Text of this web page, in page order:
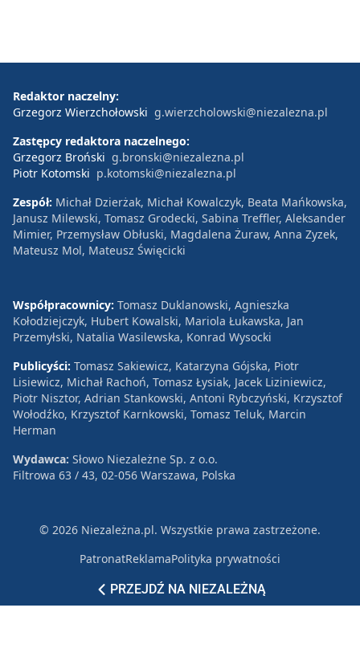
PRZEJDŹ NA NIEZALEŻNĄ
Redaktor naczelny:
Grzegorz Wierzchołowski g.wierzcholowski@niezalezna.pl
Zastępcy redaktora naczelnego:
Grzegorz Broński g.bronski@niezalezna.pl
Piotr Kotomski p.kotomski@niezalezna.pl
Zespół: Michał Dzierżak, Michał Kowalczyk, Beata Mańkowska,
Janusz Milewski, Tomasz Grodecki, Sabina Treffler, Aleksander
Mimier, Przemysław Obłuski, Magdalena Żuraw, Anna Zyzek,
Mateusz Mol, Mateusz Święcicki
Współpracownicy: Tomasz Duklanowski, Agnieszka
Kołodziejczyk, Hubert Kowalski, Mariola Łukawska, Jan
Przemyłski, Natalia Wasilewska, Konrad Wysocki
Publicyści: Tomasz Sakiewicz, Katarzyna Gójska, Piotr
Lisiewicz, Michał Rachoń, Tomasz Łysiak, Jacek Liziniewicz,
Piotr Nisztor, Adrian Stankowski, Antoni Rybczyński, Krzysztof
Wołodźko, Krzysztof Karnkowski, Tomasz Teluk, Marcin
Herman
Wydawca: Słowo Niezależne Sp. z o.o.
Filtrowa 63 / 43, 02-056 Warszawa, Polska
© 2026 Niezależna.pl. Wszystkie prawa zastrzeżone.
PatronatReklamaPolityka prywatności